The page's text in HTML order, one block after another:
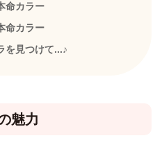
命カラー
命カラー
を見つけて...♪
魅力